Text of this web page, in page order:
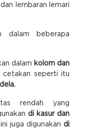
lembaran lemari
dalam beberapa
dalam kolom dan
cetakan seperti itu
rendah yang
di kasur dan
juga digunakandi